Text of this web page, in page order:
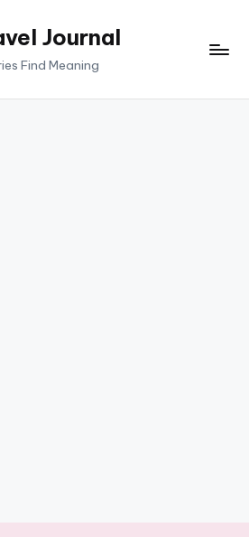
Journal
Find Meaning